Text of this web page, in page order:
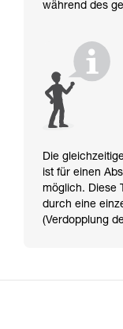
während des
Die
ist für einen
möglich. Diese
durch eine
(Verdopplung